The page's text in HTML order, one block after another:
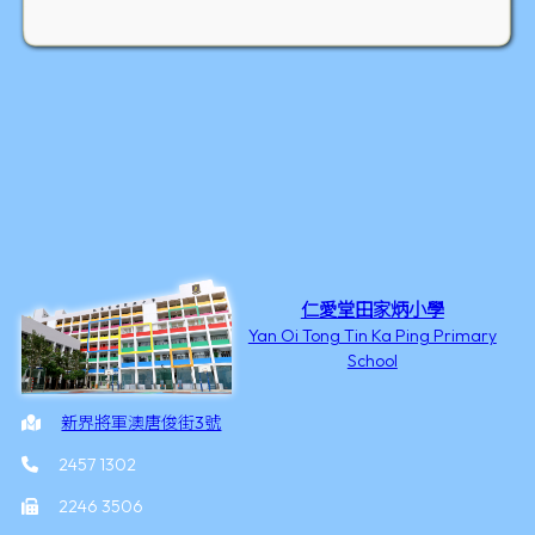
仁愛堂田家炳小學
Yan Oi Tong Tin Ka Ping Primary
School
新界將軍澳唐俊街3號
2457 1302
2246 3506